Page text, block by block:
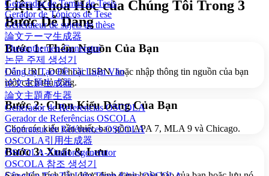
Generador de Temas de Tesis
Gerador de Tópicos de Tese
Générateur de sujets de thèse
論文テーマ生成器
Thesenthemen-Generator
논문 주제 생성기
Công cụ Tạo Đề Tài Luận Văn
论文主题生成器
論文主題產生器
Generador de Referencias OSCOLA
Gerador de Referências OSCOLA
Générateur de Références OSCOLA
OSCOLA引用生成器
OSCOLA-Zitationsgenerator
OSCOLA 참조 생성기
Liệu Khoa Học của Chúng Tôi Trong 3
Bước Dễ Dàng
Bước 1: Thêm Nguồn Của Bạn
Dán URL, DOI hoặc ISBN, hoặc nhập thông tin nguồn của bạn
một cách thủ công.
Bước 2: Chọn Kiểu Dáng Của Bạn
Chọn các kiểu cần thiết, bao gồm APA 7, MLA 9 và Chicago.
Bước 3: Xuất & Lưu